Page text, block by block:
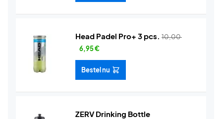
Head Padel Pro+ 3 pcs. 10,00
6,95€
Bestel nu
ZERV Drinking Bottle